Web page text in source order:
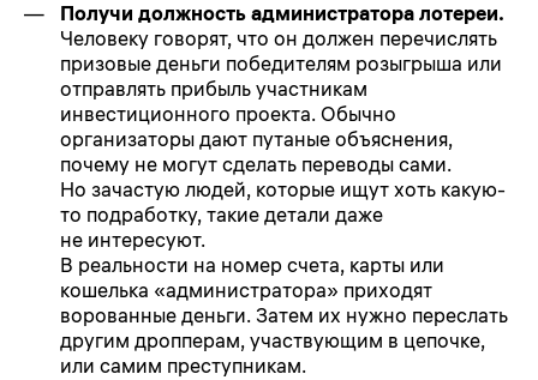
Получи должность администратора лотереи.
Человеку говорят, что он должен перечислять
призовые деньги победителям розыгрыша или
отправлять прибыль участникам
инвестиционного проекта. Обычно
организаторы дают путаные объяснения,
почему не могут сделать переводы сами.
Но зачастую людей, которые ищут хоть какую-
то подработку, такие детали даже
не интересуют.
В реальности на номер счета, карты или
кошелька «администратора» приходят
ворованные деньги. Затем их нужно переслать
другим дропперам, участвующим в цепочке,
или самим преступникам.